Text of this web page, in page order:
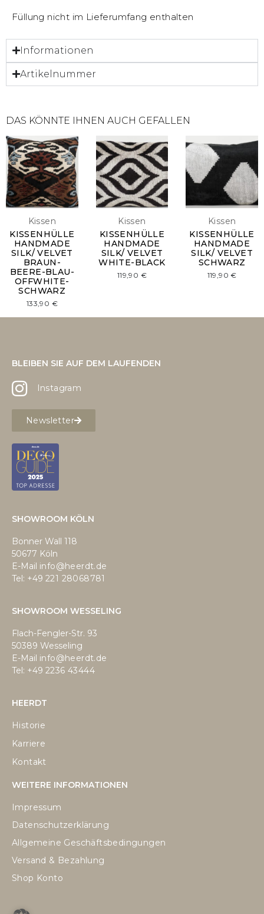
Füllung nicht im Lieferumfang enthalten
Informationen
Artikelnummer
DAS KÖNNTE IHNEN AUCH GEFALLEN
Kissen
KISSENHÜLLE
HANDMADE
SILK/ VELVET
BRAUN-
BEERE-BLAU-
OFFWHITE-
SCHWARZ
133,90 €
Kissen
KISSENHÜLLE
HANDMADE
SILK/ VELVET
WHITE-BLACK
119,90 €
Kissen
KISSENHÜLLE
HANDMADE
SILK/ VELVET
SCHWARZ
119,90€
BLEIBEN SIE AUF DEM LAUFENDEN
Instagram
Newsletter
SHOWROOM KÖLN
Bonner Wall 118
50677 Köln
E-Mail info@heerdt.de
Tel: +49 221 28068781
SHOWROOM WESSELING
Flach-Fengler-Str. 93
50389 Wesseling
E-Mail info@heerdt.de
Tel: +49 2236 43444
HEERDT
Historie
Karriere
Kontakt
WEITERE INFORMATIONEN
Impressum
Datenschutzerklärung
Allgemeine Geschäftsbedingungen
Versand & Bezahlung
Shop Konto